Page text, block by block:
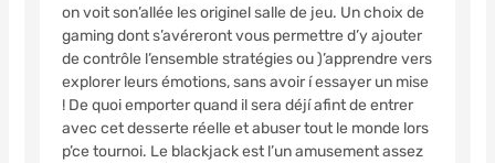
on voit son’allée les originel salle de jeu. Un choix de
gaming dont s’avéreront vous permettre d’y ajouter
de contrôle l’ensemble stratégies ou )’apprendre vers
explorer leurs émotions, sans avoir í essayer un mise
! De quoi emporter quand il sera déjí afint de entrer
avec cet desserte réelle et abuser tout le monde lors
p’ce tournoi. Le blackjack est l’un amusement assez